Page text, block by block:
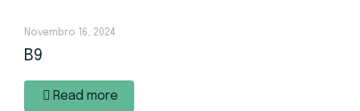
Novembro 16, 2024
B9
Read more